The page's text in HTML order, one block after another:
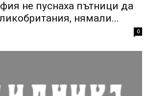
не пуснаха пътници да
нямали...
0